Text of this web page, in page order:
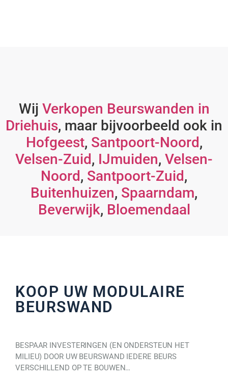
Wij Verkopen Beurswanden in
Driehuis, maar bijvoorbeeld ook in
Hofgeest, Santpoort-Noord,
Velsen-Zuid, IJmuiden, Velsen-
Noord, Santpoort-Zuid,
Buitenhuizen, Spaarndam,
Beverwijk, Bloemendaal
KOOP UW MODULAIRE
BEURSWAND
BESPAAR INVESTERINGEN (EN ONDERSTEUN HET
MILIEU) DOOR UW BEURSWAND IEDERE BEURS
VERSCHILLEND OP TE BOUWEN…